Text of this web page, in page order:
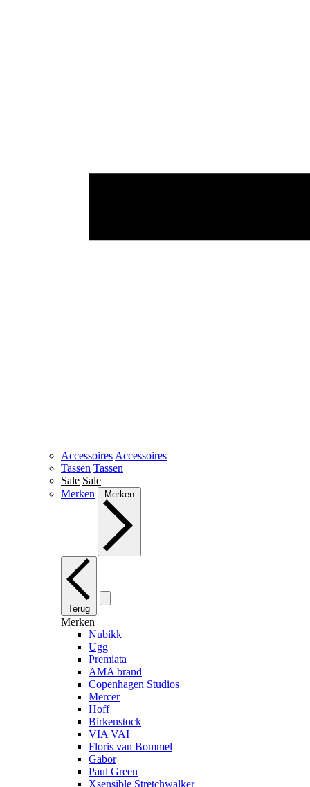
Accessoires Accessoires
Tassen Tassen
Sale Sale
Merken
Merken
Terug
Merken
Nubikk
Ugg
Premiata
AMA brand
Copenhagen Studios
Mercer
Hoff
Birkenstock
VIA VAI
Floris van Bommel
Gabor
Paul Green
Xsensible Stretchwalker